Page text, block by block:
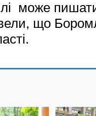
може
що